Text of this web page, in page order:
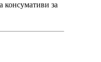
консумативи за